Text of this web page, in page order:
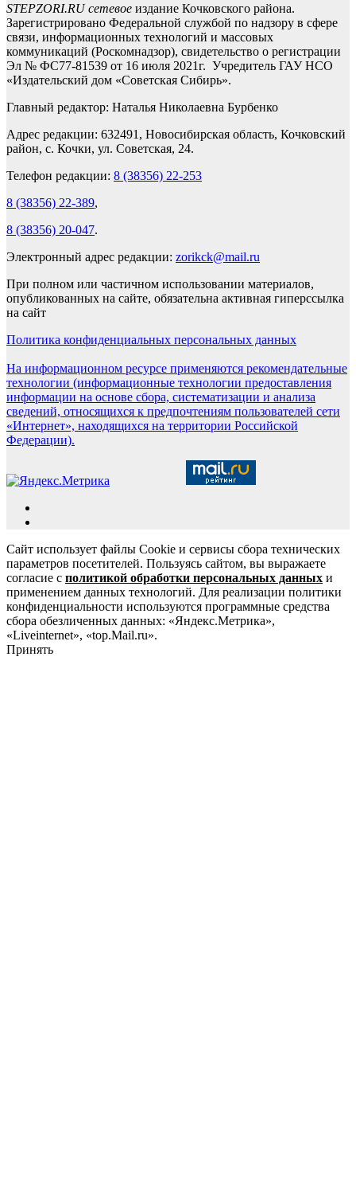
STEPZORI.RU сетевое издание Кочковского района.
Зарегистрировано Федеральной службой по надзору в сфере
связи, информационных технологий и массовых
коммуникаций (Роскомнадзор), свидетельство о регистрации
Эл № ФС77-81539 от 16 июля 2021г. Учредитель ГАУ НСО
«Издательский дом «Советская Сибирь».
Главный редактор: Наталья Николаевна Бурбенко
Адрес редакции: 632491, Новосибирская область, Кочковский
район, с. Кочки, ул. Советская, 24.
Телефон редакции: 8 (38356) 22-253
8 (38356) 22-389,
8 (38356) 20-047.
Электронный адрес редакции: zorikck@mail.ru
При полном или частичном использовании материалов,
опубликованных на сайте, обязательна активная гиперссылка
на сайт
Политика конфиденциальных персональных данных
На информационном ресурсе применяются рекомендательные
технологии (информационные технологии предоставления
информации на основе сбора, систематизации и анализа
сведений, относящихся к предпочтениям пользователей сети
«Интернет», находящихся на территории Российской
Федерации).
Сайт использует файлы Cookie и сервисы сбора технических
параметров посетителей. Пользуясь сайтом, вы выражаете
согласие с политикой обработки персональных данных и
применением данных технологий. Для реализации политики
конфиденциальности используются программные средства
сбора обезличенных данных: «Яндекс.Метрика»,
«Liveinternet», «top.Mail.ru».
Принять